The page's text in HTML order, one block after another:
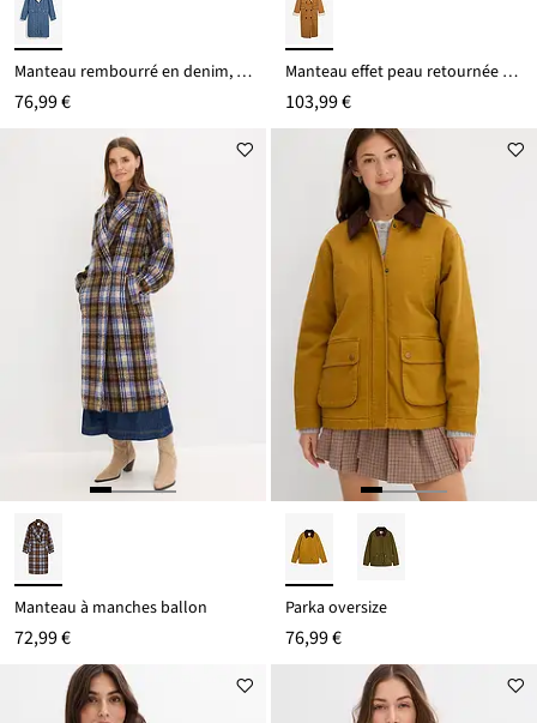
Manteau rembourré en denim, doublé sherpa
76,99 €
Manteau effet peau retournée avec doublure sherpa
103,99 €
Manteau à manches ballon
72,99 €
Parka oversize
76,99 €